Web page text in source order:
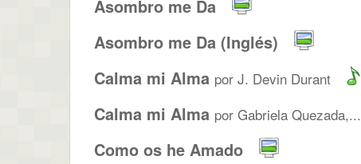
Asombro me Da
Asombro me Da (Inglés)
Calma mi Alma por J. Devin Durant
Calma mi Alma por Gabriela Quezada,...
Como os he Amado